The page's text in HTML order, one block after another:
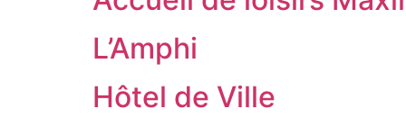
L’Amphi
Hôtel de Ville